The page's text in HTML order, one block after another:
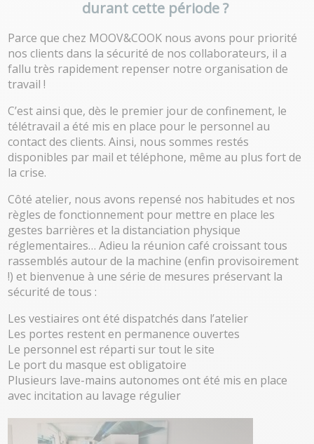
durant cette période ?
Parce que chez MOOV&COOK nous avons pour priorité
nos clients dans la sécurité de nos collaborateurs, il a
fallu très rapidement repenser notre organisation de
travail !
C’est ainsi que, dès le premier jour de confinement, le
télétravail a été mis en place pour le personnel au
contact des clients. Ainsi, nous sommes restés
disponibles par mail et téléphone, même au plus fort de
la crise.
Côté atelier, nous avons repensé nos habitudes et nos
règles de fonctionnement pour mettre en place les
gestes barrières et la distanciation physique
réglementaires… Adieu la réunion café croissant tous
rassemblés autour de la machine (enfin provisoirement
!) et bienvenue à une série de mesures préservant la
sécurité de tous :
Les vestiaires ont été dispatchés dans l’atelier
Les portes restent en permanence ouvertes
Le personnel est réparti sur tout le site
Le port du masque est obligatoire
Plusieurs lave-mains autonomes ont été mis en place
avec incitation au lavage régulier